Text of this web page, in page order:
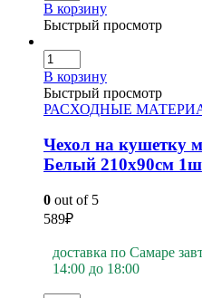
В корзину
Быстрый просмотр
В корзину
Быстрый просмотр
РАСХОДНЫЕ
Чехол на кушетку
Белый 210х90см
0 out of 5
589₽
доставка по Самаре
14:00 до 18:00